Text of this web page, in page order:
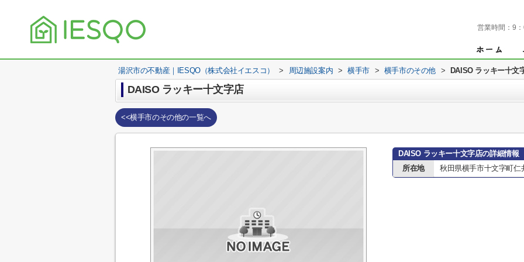
営業時間： 9
湯沢市の不動産｜IESQO（株式会社イエスコ） > 周辺施設案内 > 横手市 > 横手市のその他 > DAISO ラッキー十文
DAISO ラッキー十文字店
<<横手市のその他の一覧へ
DAISO ラッキー十文字店の詳細情報
所在地
秋田県横手市十文字町仁